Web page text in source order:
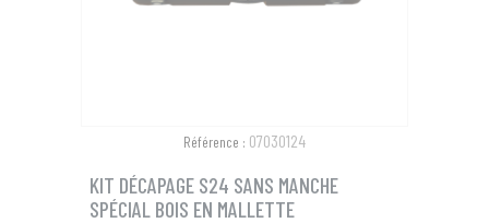
Référence : 07030124
KIT DÉCAPAGE S24 SANS MANCHE
SPÉCIAL BOIS EN MALLETTE